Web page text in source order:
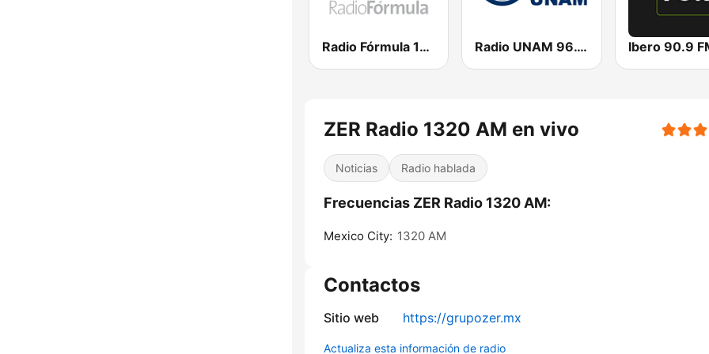
Radio Fórmula 103.3 FM Radio UNAM 96.1 FM Ibero 90.9
ZER Radio 1320 AM en vivo
Noticias Radio hablada
Frecuencias ZER Radio 1320 AM:
Mexico City: 1320 AM
Contactos
Sitio web https://grupozer.mx
Actualiza esta información de radio